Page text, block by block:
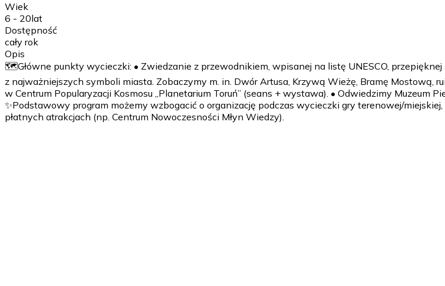
Wiek
6 - 20lat
Dostępność
cały rok
Opis
🗺️Główne punkty wycieczki: • Zwiedzanie z przewodnikiem, wpisanej na listę UNESCO,
z najważniejszych symboli miasta. Zobaczymy m. in. Dwór Artusa, Krzywą Wieżę, Bramę Mostową,
w Centrum Popularyzacji Kosmosu „Planetarium Toruń” (seans + wystawa). • Odwiedzimy Muzeum
✨Podstawowy program możemy wzbogacić o organizację podczas wycieczki gry terenowej/
płatnych atrakcjach (np. Centrum Nowoczesności Młyn Wiedzy).